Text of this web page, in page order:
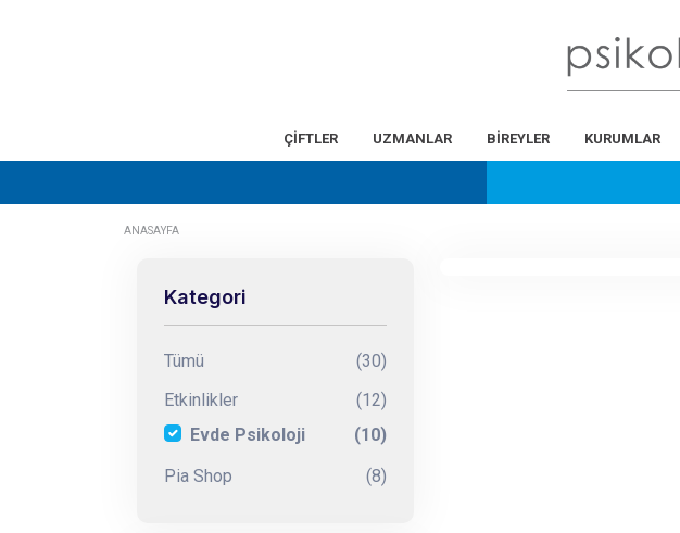
ÇİFTLER UZMANLAR BİREYLER KURUMLAR
ANASAYFA
Kategori
Tümü
(30)
Etkinlikler
(12)
Evde Psikoloji
(10)
Pia Shop
(8)